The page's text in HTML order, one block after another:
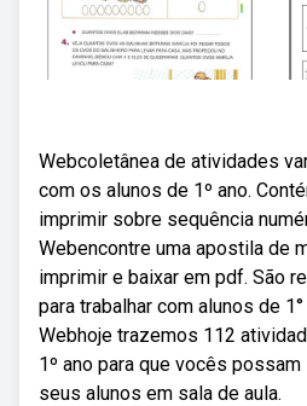
Webcoletânea de atividades
com os alunos de 1º ano.
imprimir sobre sequência
Webencontre uma apostila de
imprimir e baixar em pdf. São
para trabalhar com alunos de
Webhoje trazemos 112
1º ano para que vocês
seus alunos em sala de aula.